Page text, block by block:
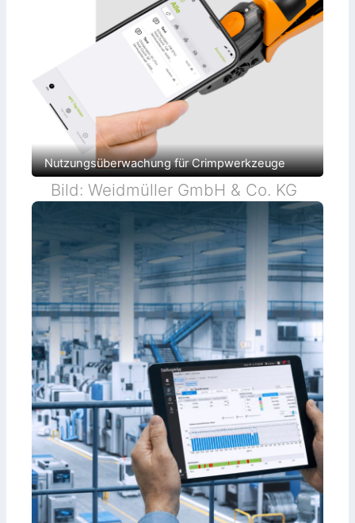
Nutzungsüberwachung für Crimpwerkzeuge
Bild: Weidmüller GmbH & Co. KG